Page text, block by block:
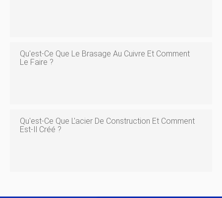
Qu'est-Ce Que Le Brasage Au Cuivre Et Comment
Le Faire ?
Qu'est-Ce Que L'acier De Construction Et Comment
Est-Il Créé ?